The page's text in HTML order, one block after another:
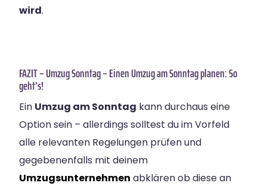
wird.
FAZIT – Umzug Sonntag – Einen Umzug am Sonntag planen: So
geht’s!
Ein Umzug am Sonntag kann durchaus eine
Option sein – allerdings solltest du im Vorfeld
alle relevanten Regelungen prüfen und
gegebenenfalls mit deinem
Umzugsunternehmen abklären ob diese an